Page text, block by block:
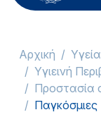
σύστημα
Αρχική Υγεία
Υγιεινή
Προστασία